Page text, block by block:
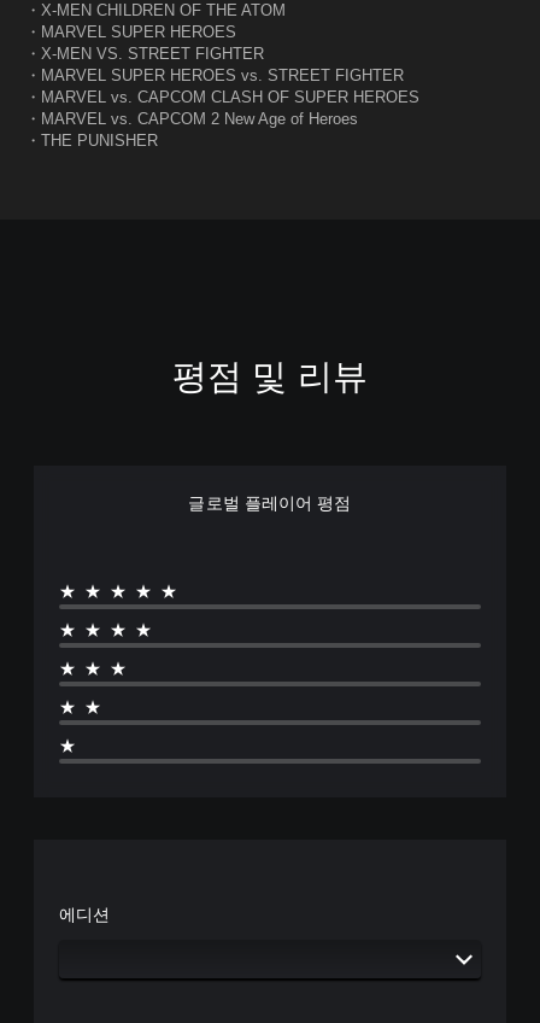
・X-MEN CHILDREN OF THE ATOM
・MARVEL SUPER HEROES
・X-MEN VS. STREET FIGHTER
・MARVEL SUPER HEROES vs. STREET FIGHTER
・MARVEL vs. CAPCOM CLASH OF SUPER HEROES
・MARVEL vs. CAPCOM 2 New Age of Heroes
・THE PUNISHER
평점 및 리뷰
글로벌 플레이어 평점
★★★★★
★★★★
★★★
★★
★
에디션